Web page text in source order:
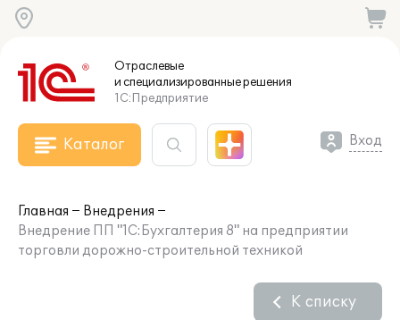
Отраслевые
и специализированныерешения
1С:Предприятие
Каталог Вход
Главная
Внедрения
Внедрение ПП "1C:Бухгалтерия 8" на предприятии
торговли дорожно-строительной техникой
К списку